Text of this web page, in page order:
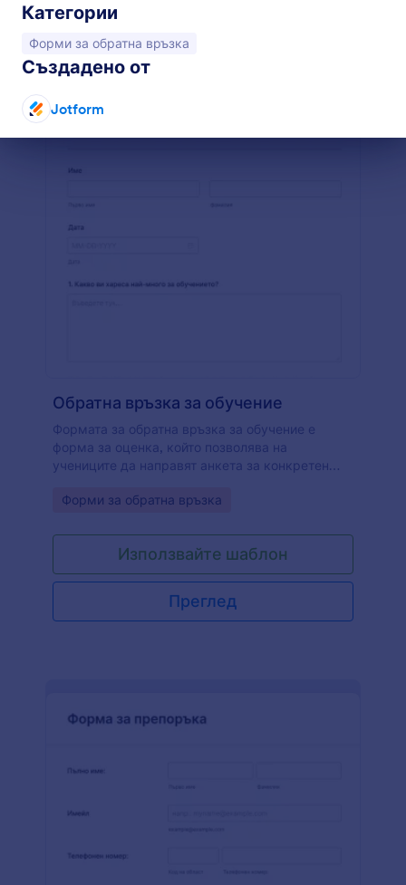
Категории
Отидете на категорията:
Форми за обратна връзка
Създадено от
Jotform
Обратна връзка за обучение
Формата за обратна връзка за обучение е
форма за оценка, който позволява на
учениците да направят анкета за конкретен
инструктора или доставчика на обучението.
връзка за обучение, за да получите обратна
връзка от вашите ученици! Просто
персонализирайте формата, за да отговаря
най-добре отговаря на вашата институция и е
готова за работа! Добавете вашето лого,
и други. Използвайте нашата безплатна форма
вашите програми за обучение.
Go to Category:
Форми за обратна връзка
Използвайте шаблон
Преглед